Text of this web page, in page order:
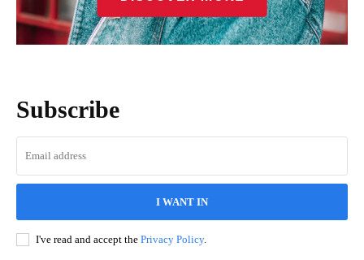
Subscribe
I WANT IN
I've read and accept the Privacy Policy.